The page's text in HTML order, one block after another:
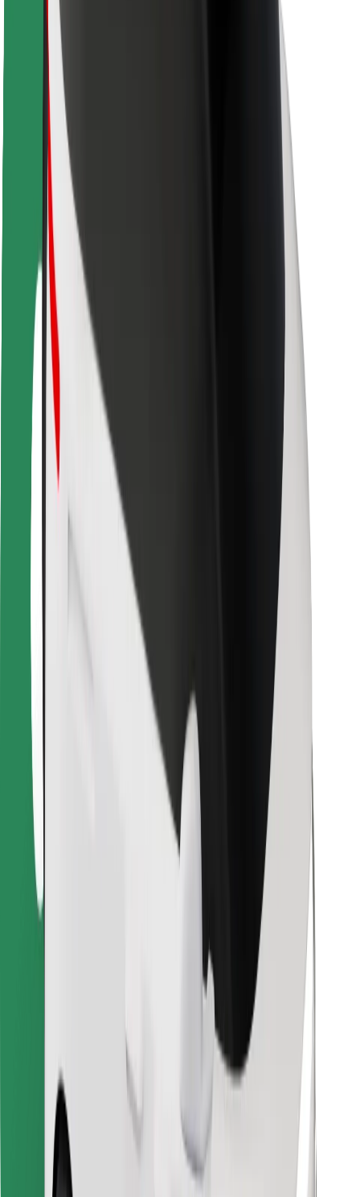
Mesta
Lokacije
Rešitve za mesto
Letališča
Bolt polnilne postaje
Pomoč
Za potnike
Za voznike
Za dostavljavce
Bolt Food
Za lastnike voznih parkov
Za restavracije
Bolt za podjetja
Dobavitelji
Pogoji poslovanja
Do vožnje v nekaj minutah!
Prenesi aplikacijo Bolt
Najdi svojo najljubšo hrano!
Prenesi aplikacijo Bolt Food